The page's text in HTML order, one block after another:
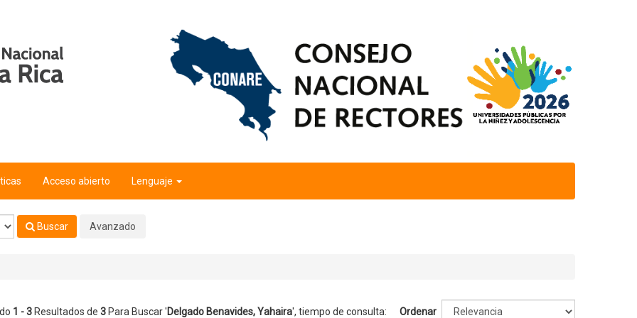
Acceso abierto Lenguaje
Buscar Avanzado
1 - 3Resultados de 3Para Buscar 'Delgado Benavides, Yahaira', tiempo de consulta:
Ordenar